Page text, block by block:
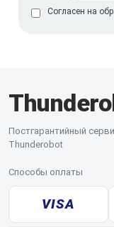
Согласен на
Постгарантийный
Thunderobot
Способы оплаты
VISA